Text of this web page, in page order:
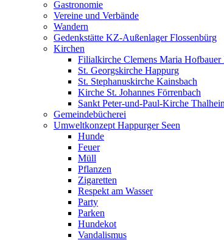
Gastronomie
Vereine und Verbände
Wandern
Gedenkstätte KZ-Außenlager Flossenbürg
Kirchen
Filialkirche Clemens Maria Hofbauer
St. Georgskirche Happurg
St. Stephanuskirche Kainsbach
Kirche St. Johannes Förrenbach
Sankt Peter-und-Paul-Kirche
Gemeindebücherei
Umweltkonzept Happurger Seen
Hunde
Feuer
Müll
Pflanzen
Zigaretten
Respekt am Wasser
Party
Parken
Hundekot
Vandalismus